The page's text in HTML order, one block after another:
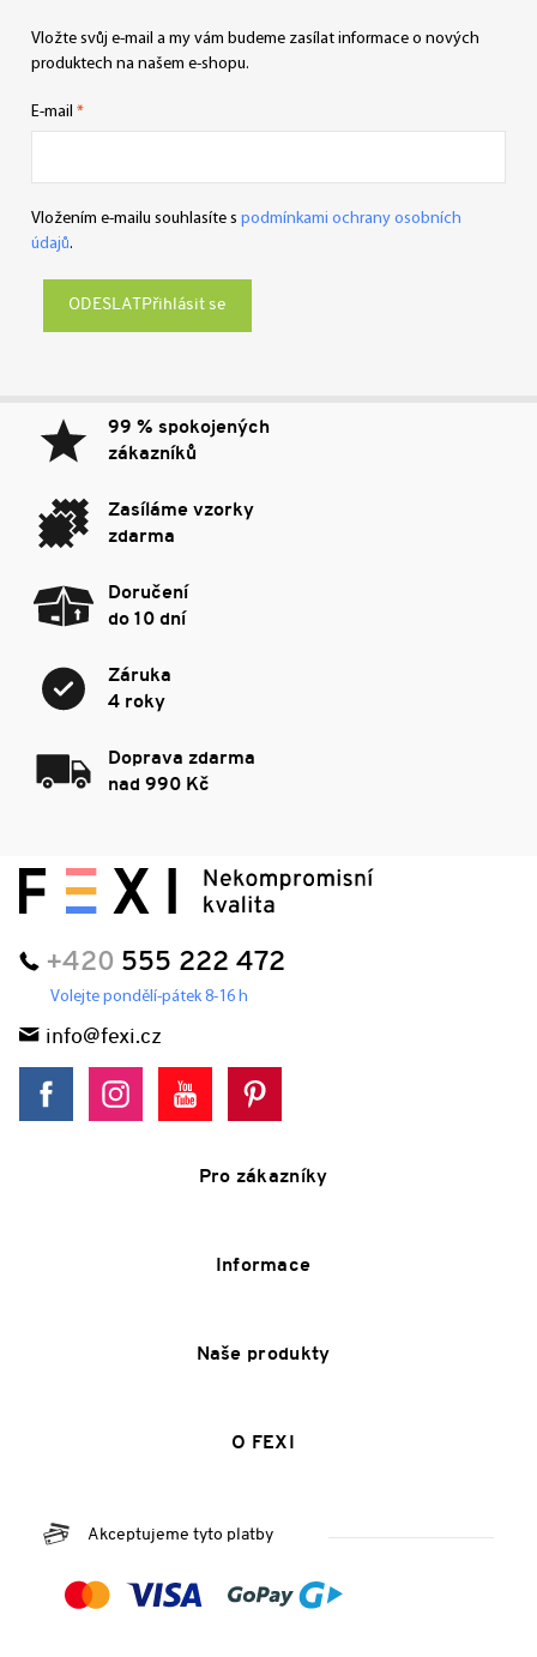
Vložte svůj e-mail a my vám budeme zasílat informace o nových
produktech na našem e-shopu.
E-mail
Vložením e-mailu souhlasíte s podmínkami ochrany osobních
údajů.
Přihlásit se
99 % spokojených
zákazníků
Zasíláme vzorky
zdarma
Doručení
do 10 dní
Záruka
4 roky
Doprava zdarma
nad 990 Kč
+420 555 222 472
Volejte pondělí-pátek 8-16 h
info@fexi.cz
Pro zákazníky
Informace
Naše produkty
O FEXI
Akceptujeme tyto platby